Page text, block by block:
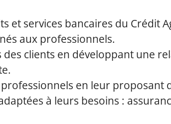
et services bancaires du Crédit
aux professionnels.
clients en développant une
en leur proposant
à leurs besoins :